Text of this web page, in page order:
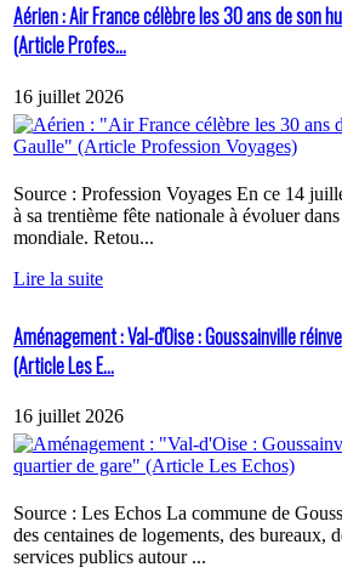
Aérien : Air France célèbre les 30 ans de son
(Article Profes...
16 juillet 2026
Source : Profession Voyages En ce 14
à sa trentième fête nationale à évoluer
mondiale. Retou...
Lire la suite
Aménagement : Val-d'Oise : Goussainville
(Article Les E...
16 juillet 2026
Source : Les Echos La commune de
des centaines de logements, des bureaux,
services publics autour ...